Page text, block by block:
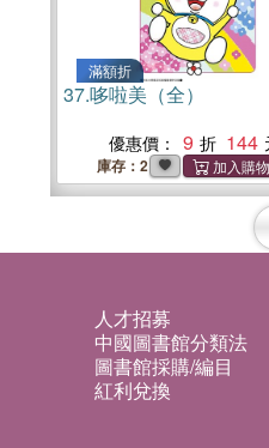
滿額折
37.哆啦美（全）
優惠價： 9 144
庫存：2
人才招募
中國圖書館分類法
圖書館採購/編目
紅利兌換